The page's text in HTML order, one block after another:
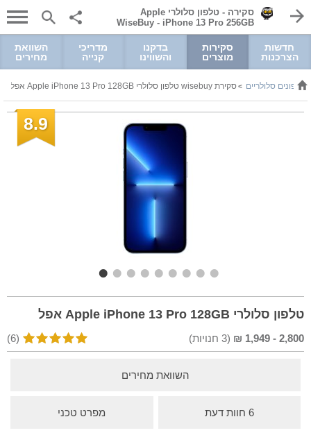
סקירה - טלפון סלולרי Apple
iPhone 13 Pro 256GB ‏- WiseBuy
חדשות
הצרכנות
סקירות
מוצרים
בדקנו
והשווינו
מדריכי
קנייה
השוואת
מחירים
>טלפונים סלולריים >סקירת wisebuy טלפון סלולרי Apple iPhone 13 Pro 128GB אפל
8.9
טלפון סלולרי Apple iPhone 13 Pro 128GB אפל
2,800
-
1,949
₪
(
3 חנויות) (6)
השוואת מחירים
6 חוות דעת מפרט טכני